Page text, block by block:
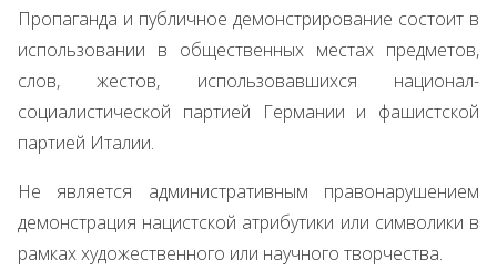
Пропаганда и публичное демонстрирование состоит в
использовании в общественных местах предметов,
слов, жестов, использовавшихся национал-
социалистической партией Германии и фашистской
партией Италии.
Не является административным правонарушением
демонстрация нацистской атрибутики или символики в
рамках художественного или научного творчества.